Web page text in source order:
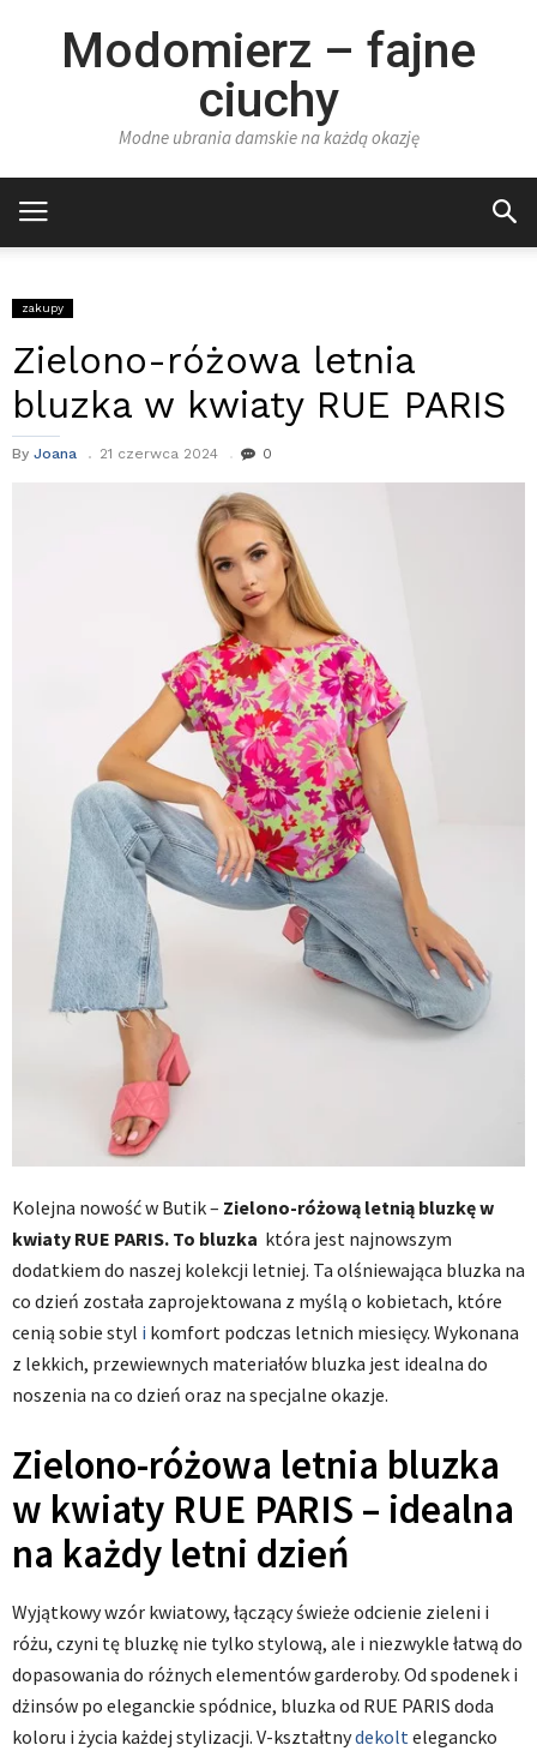
Modomierz – fajne
ciuchy
Modne ubrania damskie na każdą okazję
zakupy
Zielono-różowa letnia
bluzka w kwiaty RUE PARIS
By Joana 21 czerwca 2024 0
Kolejna nowość w Butik – Zielono-różową letnią bluzkę w
kwiaty RUE PARIS. To bluzka która jest najnowszym
dodatkiem do naszej kolekcji letniej. Ta olśniewająca bluzka na
co dzień została zaprojektowana z myślą o kobietach, które
cenią sobie styl i komfort podczas letnich miesięcy. Wykonana
z lekkich, przewiewnych materiałów bluzka jest idealna do
noszenia na co dzień oraz na specjalne okazje.
Zielono-różowa letnia bluzka
w kwiaty RUE PARIS – idealna
na każdy letni dzień
Wyjątkowy wzór kwiatowy, łączący świeże odcienie zieleni i
różu, czyni tę bluzkę nie tylko stylową, ale i niezwykle łatwą do
dopasowania do różnych elementów garderoby. Od spodenek i
dżinsów po eleganckie spódnice, bluzka od RUE PARIS doda
koloru i życia każdej stylizacji. V-kształtnydekoltelegancko